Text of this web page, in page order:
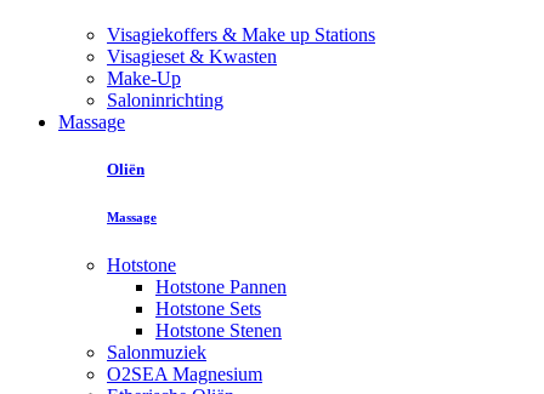
Visagiekoffers & Make up Stations
Visagieset & Kwasten
Make-Up
Saloninrichting
Massage
Oliën
Massage
Hotstone
Hotstone Pannen
Hotstone Sets
Hotstone Stenen
Salonmuziek
O2SEA Magnesium